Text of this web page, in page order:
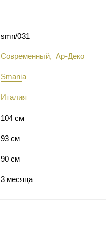
smn/031
Современный Ар-Деко
Smania
Италия
104 см
93 см
90 см
3 месяца